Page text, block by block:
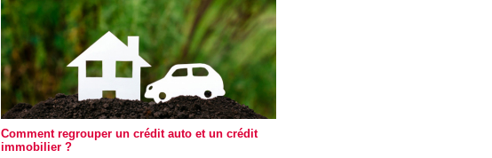
Comment regrouper un crédit auto et un crédit
immobilier ?